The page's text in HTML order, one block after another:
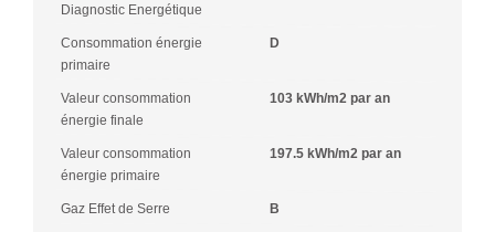
Diagnostic Energétique
Consommation énergie
primaire
D
Valeur consommation
énergie finale
103 kWh/m2 par an
Valeur consommation
énergie primaire
197.5 kWh/m2 par an
Gaz Effet de Serre B